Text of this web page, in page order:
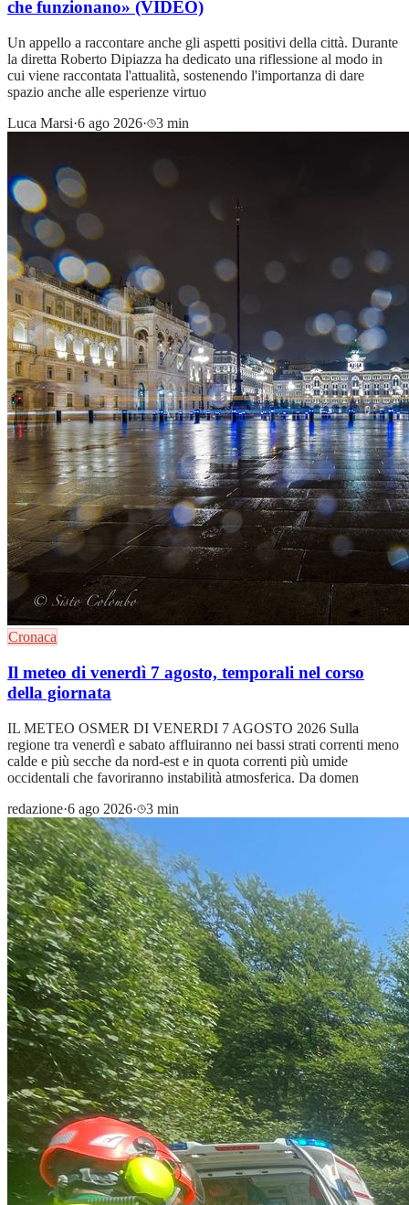
che funzionano» (VIDEO)
Un appello a raccontare anche gli aspetti positivi della città. Durante
la diretta Roberto Dipiazza ha dedicato una riflessione al modo in
cui viene raccontata l'attualità, sostenendo l'importanza di dare
spazio anche alle esperienze virtuo
Luca Marsi·6 ago 2026· 3 min
Cronaca
Il meteo di venerdì 7 agosto, temporali nel corso
della giornata
IL METEO OSMER DI VENERDI 7 AGOSTO 2026 Sulla
regione tra venerdì e sabato affluiranno nei bassi strati correnti meno
calde e più secche da nord-est e in quota correnti più umide
occidentali che favoriranno instabilità atmosferica. Da domen
redazione·6 ago 2026· 3 min